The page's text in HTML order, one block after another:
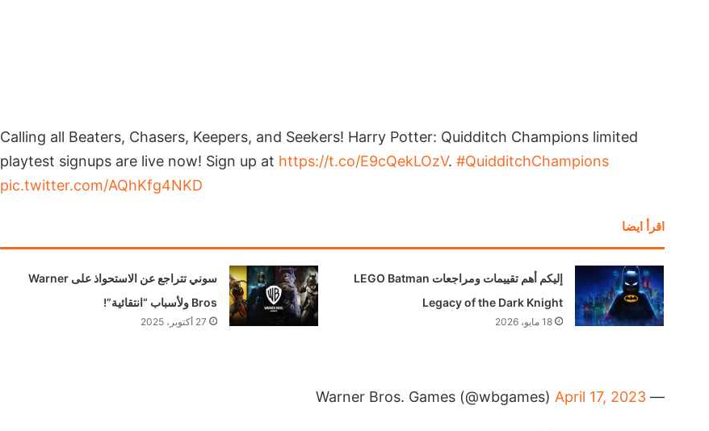
Calling all Beaters, Chasers, Keepers, and Seekers! Harry Potter: Quidditch Champions limited
playtest signups are live now! Sign up at https://t.co/E9cQekLOzV.#QuidditchChampions
pic.twitter.com/AQhKfg4NKD
اقرأ ايضا
إليكم أهم تقييمات ومراجعات LEGO Batman
Legacy of the Dark Knight
18 مايو، 2026
سوني تتراجع عن الاستحواذ على Warner
Bros ولأسباب “انتقائية”!
27 أكتوبر، 2025
— Warner Bros. Games (@wbgames)
April 17, 2023